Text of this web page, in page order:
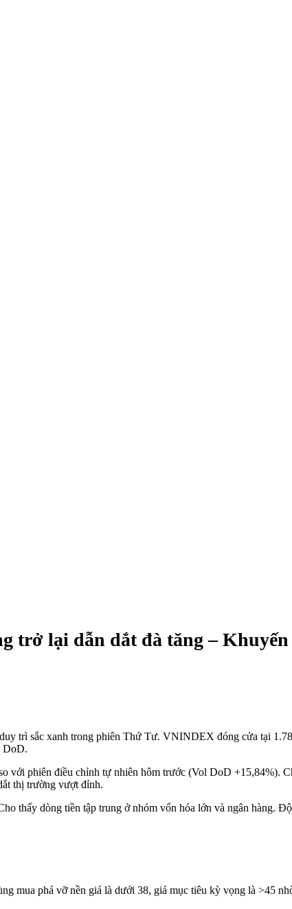
trở lại dẫn dắt đà tăng –
trì sắc xanh trong phiên Thứ Tư. VNINDEX đóng cửa tại
DoD.
phiên điều chỉnh tự nhiên hôm trước (Vol DoD +15,84%).
thị trường vượt đỉnh.
thấy dòng tiền tập trung ở nhóm vốn hóa lớn và ngân hàng.
mua phá vỡ nền giá là dưới 38, giá mục tiêu kỳ vọng là >45